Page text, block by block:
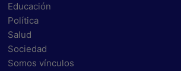
Educación
Política
Salud
Sociedad
Somos vínculos